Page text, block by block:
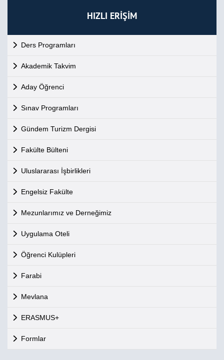
HIZLI ERİŞİM
Ders Programları
Akademik Takvim
Aday Öğrenci
Sınav Programları
Gündem Turizm Dergisi
Fakülte Bülteni
Uluslararası İşbirlikleri
Engelsiz Fakülte
Mezunlarımız ve Derneğimiz
Uygulama Oteli
Öğrenci Kulüpleri
Farabi
Mevlana
ERASMUS+
Formlar